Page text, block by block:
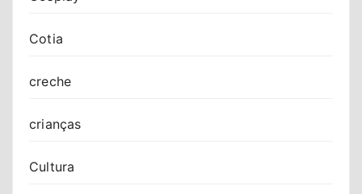
Cotia
creche
crianças
Cultura